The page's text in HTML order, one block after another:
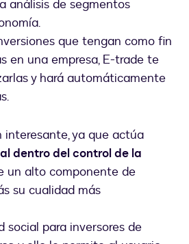
análisis de segmentos
que tengan como fin
en una empresa, E-trade te
y hará automáticamente
interesante, ya que actúa
dentro del control de la
un alto componente de
su cualidad más
social para inversores de